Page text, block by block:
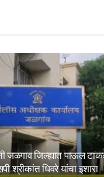
जळगाव जिल्ह्यात पाऊल
श्रीकांत धिवरे यांचा इशारा